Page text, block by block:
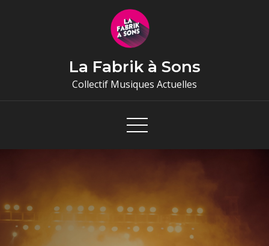
La Fabrik à Sons
Collectif Musiques Actuelles